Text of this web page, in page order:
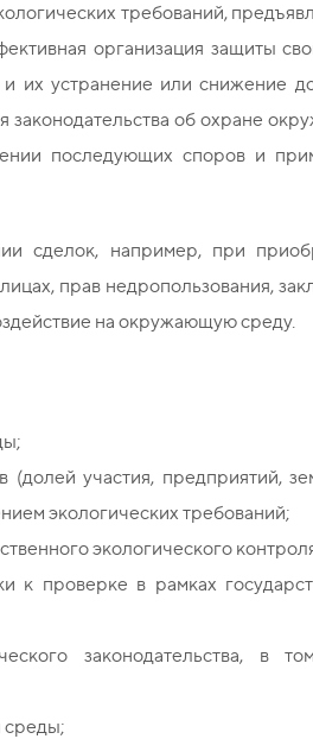
требований,
организация защиты
их устранение или снижение
законодательства об охране
последующих споров и
сделок, например, при
прав недропользования,
на окружающую среду.
участия, предприятий,
экологических требований;
экологического
к проверке в рамках
законодательства, в
среды;